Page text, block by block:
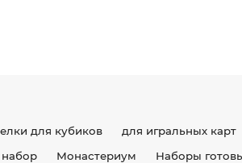
для кубиков
для игральных карт
Монастериум
Наборы